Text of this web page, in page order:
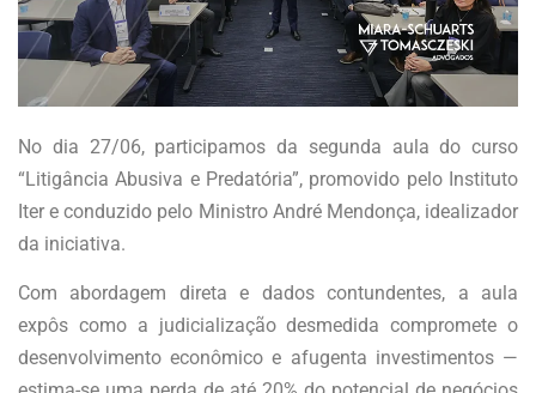
No dia 27/06, participamos da segunda aula do curso
“Litigância Abusiva e Predatória”, promovido pelo Instituto
Iter e conduzido pelo Ministro André Mendonça, idealizador
da iniciativa.
Com abordagem direta e dados contundentes, a aula
expôs como a judicialização desmedida compromete o
desenvolvimento econômico e afugenta investimentos —